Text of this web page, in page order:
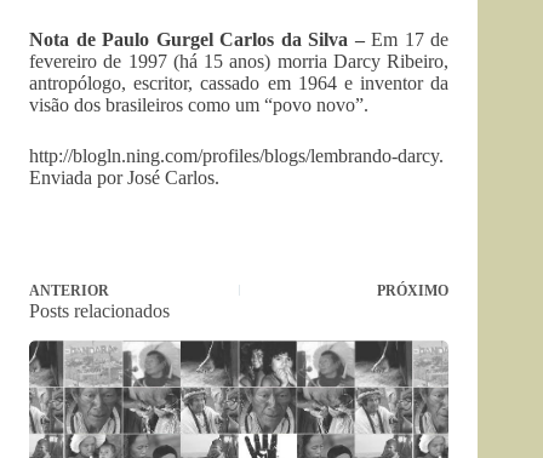
Nota de Paulo Gurgel Carlos da Silva –Em 17 de
fevereiro de 1997 (há 15 anos) morria Darcy Ribeiro,
antropólogo, escritor, cassado em 1964 e inventor da
visão dos brasileiros como um “povo novo”.
http://blogln.ning.com/profiles/blogs/lembrando-darcy.
Enviada por José Carlos.
ANTERIOR PRÓXIMO
Posts relacionados